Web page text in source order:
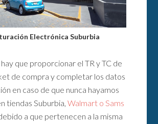
Electrónica Suburbia
hay que proporcionar el TR y TC de
de compra y completar los datos
en caso de que nunca hayamos
tiendas Suburbia,Walmart o Sams
a que pertenecen a la misma